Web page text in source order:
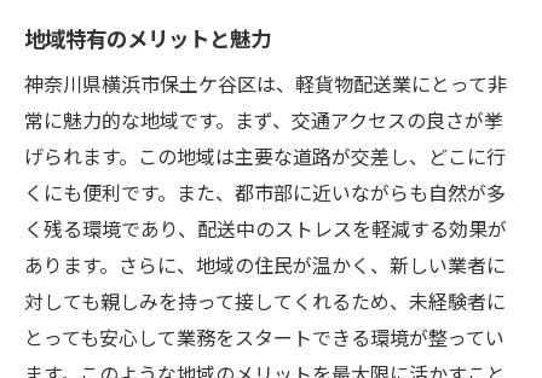
地域特有のメリットと魅力
神奈川県横浜市保土ケ谷区は、軽貨物配送業にとって非
常に魅力的な地域です。まず、交通アクセスの良さが挙
げられます。この地域は主要な道路が交差し、どこに行
くにも便利です。また、都市部に近いながらも自然が多
く残る環境であり、配送中のストレスを軽減する効果が
あります。さらに、地域の住民が温かく、新しい業者に
対しても親しみを持って接してくれるため、未経験者に
とっても安心して業務をスタートできる環境が整ってい